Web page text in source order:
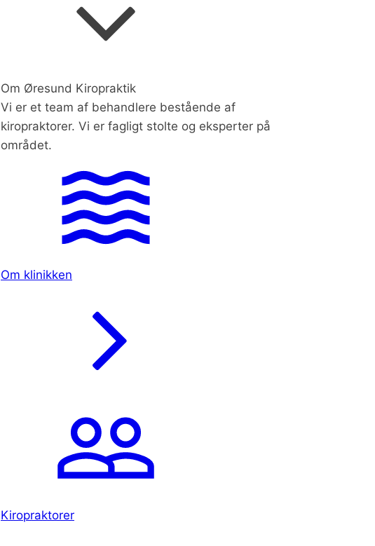
Om Øresund Kiropraktik
Vi er et team af behandlere bestående af
kiropraktorer. Vi er fagligt stolte og eksperter på
området.
Om klinikken
Kiropraktorer